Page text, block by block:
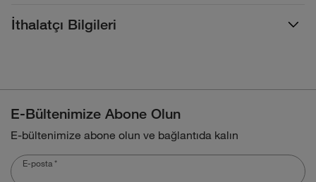
İthalatçı Bilgileri
E-Bültenimize Abone Olun
E-bültenimize abone olun ve bağlantıda kalın
E-posta *